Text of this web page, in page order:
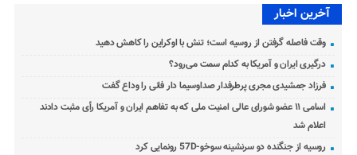
آخرین اخبار
وقت فاصله گرفتن از روسیه است؛ تنش با اوکراین را کاهش دهید
درگیری ایران و آمریکا به کدام سمت می‌رود؟
فرزاد جمشیدی مجری پرطرفدار صداوسیما دار فانی را وداع گفت
اسامی ۱۱ عضو شورای عالی امنیت ملی که به تفاهم ایران و آمریکا رأی مثبت دادند
اعلام شد
روسیه از جنگنده دو سرنشینه سوخو-57D رونمایی کرد